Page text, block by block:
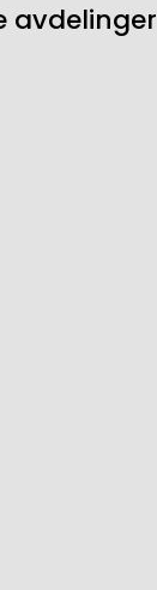
avdelinger